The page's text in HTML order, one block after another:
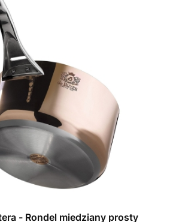
- Rondel miedziany prosty